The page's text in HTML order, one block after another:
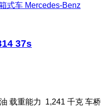
式车 Mercedes-Benz
37s
载重能力 1,241 千克 车桥